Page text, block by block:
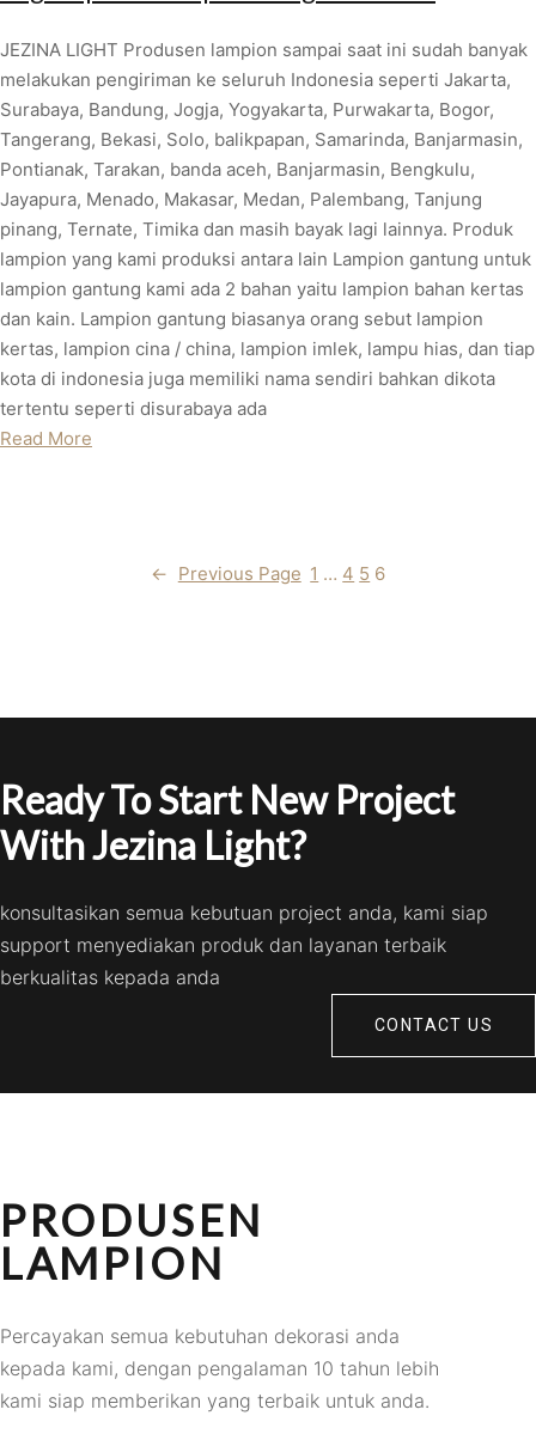
JEZINA LIGHT Produsen lampion sampai saat ini sudah banyak
melakukan pengiriman ke seluruh Indonesia seperti Jakarta,
Surabaya, Bandung, Jogja, Yogyakarta, Purwakarta, Bogor,
Tangerang, Bekasi, Solo, balikpapan, Samarinda, Banjarmasin,
Pontianak, Tarakan, banda aceh, Banjarmasin, Bengkulu,
Jayapura, Menado, Makasar, Medan, Palembang, Tanjung
pinang, Ternate, Timika dan masih bayak lagi lainnya. Produk
lampion yang kami produksi antara lain Lampion gantung untuk
lampion gantung kami ada 2 bahan yaitu lampion bahan kertas
dan kain. Lampion gantung biasanya orang sebut lampion
kertas, lampion cina / china, lampion imlek, lampu hias, dan tiap
kota di indonesia juga memiliki nama sendiri bahkan dikota
tertentu seperti disurabaya ada
Read More
← Previous Page 1 … 4 5 6
Ready To Start New Project
With Jezina Light?
konsultasikan semua kebutuan project anda, kami siap
support menyediakan produk dan layanan terbaik
berkualitas kepada anda
CONTACT US
PRODUSEN
LAMPION
Percayakan semua kebutuhan dekorasi anda
kepada kami, dengan pengalaman 10 tahun lebih
kami siap memberikan yang terbaik untuk anda.